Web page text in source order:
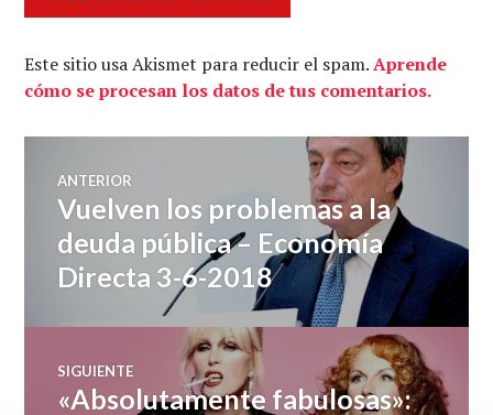
Este sitio usa Akismet para reducir el spam.Aprende
cómo se procesan los datos de tus comentarios.
Navegación
de
entradas
ANTERIOR
Entrada
anterior:
Vuelven los problemas a la
deuda pública – Economía
Directa 3-6-2018
SIGUIENTE
Entrada
«Absolutamente fabulosas»: